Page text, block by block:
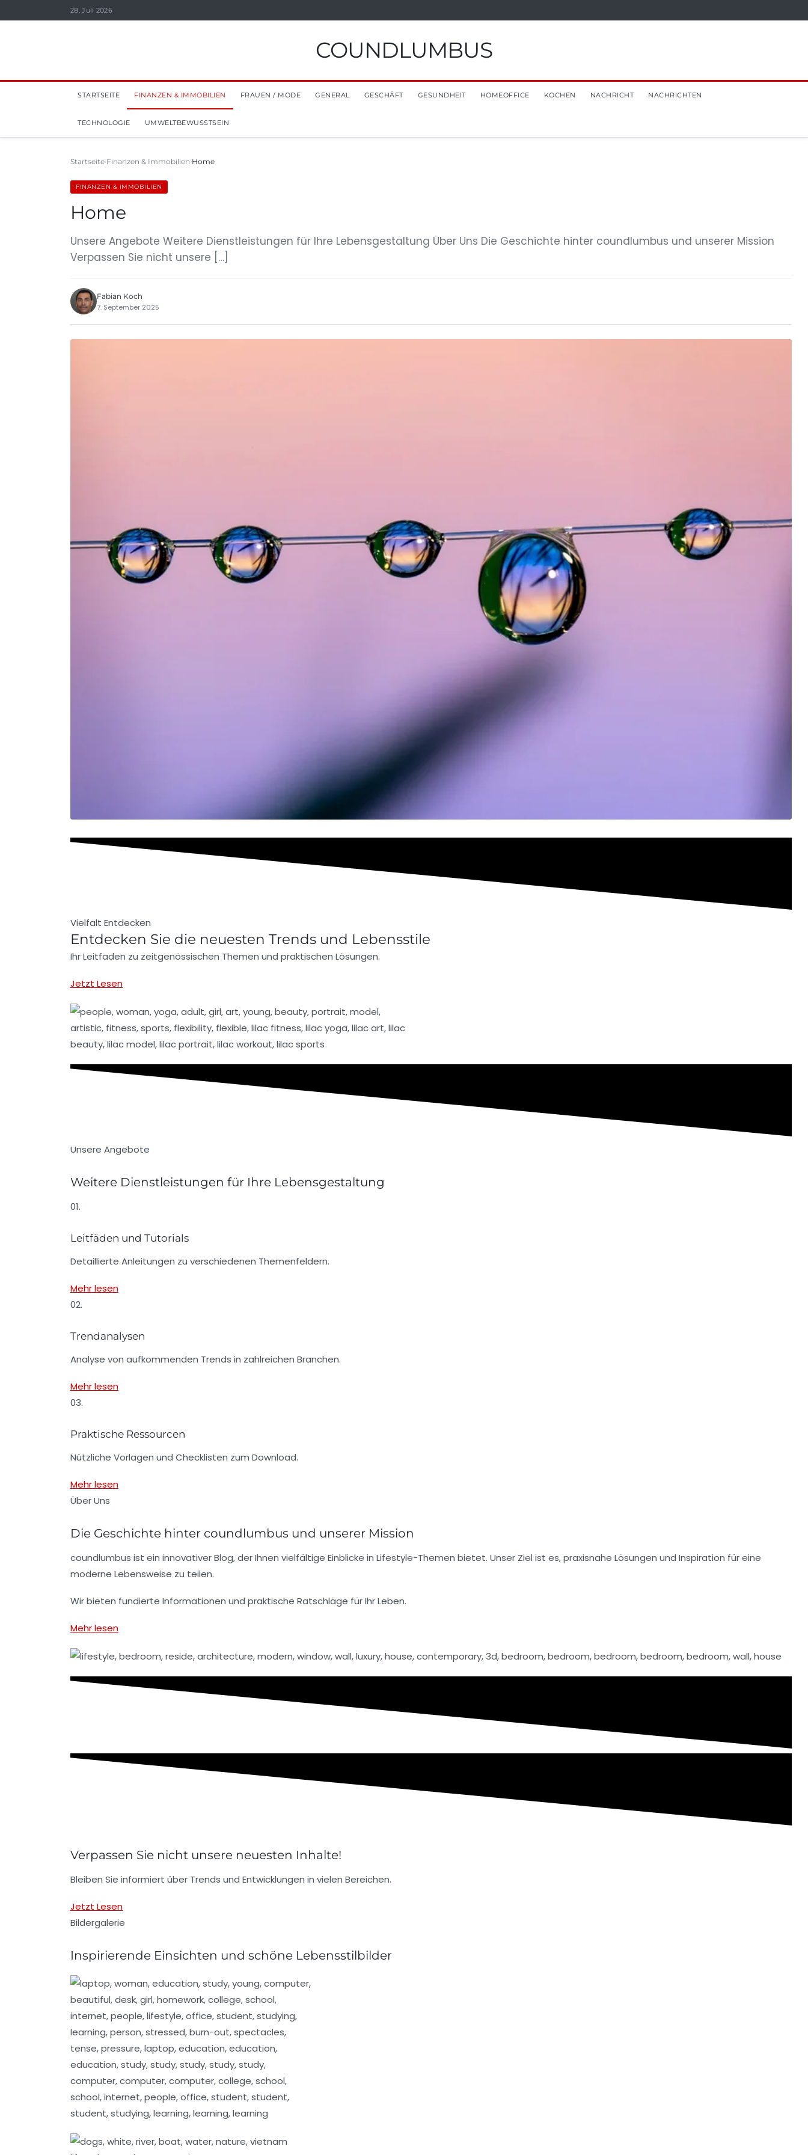
28. Juli 2026
COUNDLUMBUS
STARTSEITE FINANZEN & IMMOBILIEN FRAUEN / MODE GENERAL GESCHÄFT GESUNDHEIT HOMEOFFICE KOCHEN NACHRICHT NACHRICHTEN
TECHNOLOGIE UMWELTBEWUSSTSEIN
Startseite Finanzen & Immobilien Home
FINANZEN & IMMOBILIEN
Home
Unsere Angebote Weitere Dienstleistungen für Ihre Lebensgestaltung Über Uns Die Geschichte hinter coundlumbus und unserer Mission
Verpassen Sie nicht unsere […]
Fabian Koch
7. September 2025
Vielfalt Entdecken
Entdecken Sie die neuesten Trends und Lebensstile
Ihr Leitfaden zu zeitgenössischen Themen und praktischen Lösungen.
Jetzt Lesen
Unsere Angebote
Weitere Dienstleistungen für Ihre Lebensgestaltung
01.
Leitfäden und Tutorials
Detaillierte Anleitungen zu verschiedenen Themenfeldern.
Mehr lesen
02.
Trendanalysen
Analyse von aufkommenden Trends in zahlreichen Branchen.
Mehr lesen
03.
Praktische Ressourcen
Nützliche Vorlagen und Checklisten zum Download.
Mehr lesen
Über Uns
Die Geschichte hinter coundlumbus und unserer Mission
coundlumbus ist ein innovativer Blog, der Ihnen vielfältige Einblicke in Lifestyle-Themen bietet. Unser Ziel ist es, praxisnahe Lösungen und Inspiration für eine
moderne Lebensweise zu teilen.
Wir bieten fundierte Informationen und praktische Ratschläge für Ihr Leben.
Mehr lesen
Verpassen Sie nicht unsere neuesten Inhalte!
Bleiben Sie informiert über Trends und Entwicklungen in vielen Bereichen.
Jetzt Lesen
Bildergalerie
Inspirierende Einsichten und schöne Lebensstilbilder